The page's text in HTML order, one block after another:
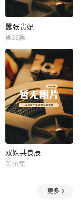
嚣张贵妃
嚣张贵妃
第35集
双姝共良辰
双姝共良辰
第50集
更多